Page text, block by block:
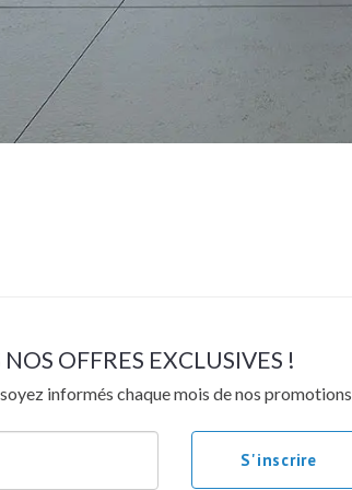
OFFRES EXCLUSIVES !
informés chaque mois de nos promotions